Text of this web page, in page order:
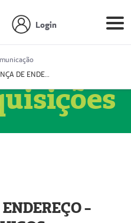
Login
MUDANÇA DE ENDEREÇO - DIAGITAB SERVIÇOS MÉDICOS LTDA (54003267-5)
-